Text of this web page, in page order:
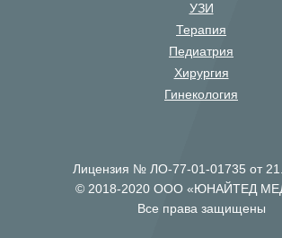
УЗИ
Терапия
Педиатрия
Хирургия
Гинекология
Лицензия № ЛО-77-01-01735 от
© 2018-2020 ООО «ЮНАЙТЕД
Все права защищены